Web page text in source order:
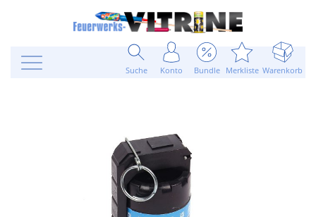
Suche Konto Bundle Merkliste Warenkorb